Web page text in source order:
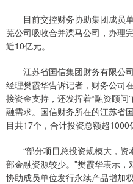
目前交控财务协助集团成员
芜公司吸收合并溧马公司，办理
近10亿元。
江苏省国信集团财务有限公司
经理樊霞华告诉记者，财务公司
接资金支持，还发挥着“融资顾
融需求。国信财务所在的江苏省
目共17个，合计投资总额超1000
“部分项目总投资规模大，资
部金融资源较少。”樊霞华表示
协助成员单位发行永续产品增加